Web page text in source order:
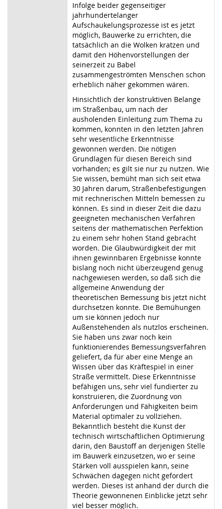
Infolge beider gegenseitiger
jahrhundertelanger
Aufschaukelungsprozesse ist es jetzt
möglich, Bauwerke zu errichten, die
tatsächlich an die Wolken kratzen und
damit den Höhenvorstellungen der
seinerzeit zu Babel
zusammengeströmten Menschen schon
erheblich näher gekommen wären.
Hinsichtlich der konstruktiven Belange
im Straßenbau, um nach der
ausholenden Einleitung zum Thema zu
kommen, konnten in den letzten Jahren
sehr wesentliche Erkenntnisse
gewonnen werden. Die nötigen
Grundlagen für diesen Bereich sind
vorhanden; es gilt sie nur zu nutzen. Wie
Sie wissen, bemüht man sich seit etwa
30 Jahren darum, Straßenbefestigungen
mit rechnerischen Mitteln bemessen zu
können. Es sind in dieser Zeit die dazu
geeigneten mechanischen Verfahren
seitens der mathematischen Perfektion
zu einem sehr hohen Stand gebracht
worden. Die Glaubwürdigkeit der mit
ihnen gewinnbaren Ergebnisse konnte
bislang noch nicht überzeugend genug
nachgewiesen werden, so daß sich die
allgemeine Anwendung der
theoretischen Bemessung bis jetzt nicht
durchsetzen konnte. Die Bemühungen
um sie können jedoch nur
Außenstehenden als nutzlos erscheinen.
Sie haben uns zwar noch kein
funktionierendes Bemessungsverfahren
geliefert, da für aber eine Menge an
Wissen über das Kräftespiel in einer
Straße vermittelt. Diese Erkenntnisse
befähigen uns, sehr viel fundierter zu
konstruieren, die Zuordnung von
Anforderungen und Fähigkeiten beim
Material optimaler zu vollziehen.
Bekanntlich besteht die Kunst der
technisch wirtschaftlichen Optimierung
darin, den Baustoff an derjenigen Stelle
im Bauwerk einzusetzen, wo er seine
Stärken voll ausspielen kann, seine
Schwächen dagegen nicht gefordert
werden. Dieses ist anhand der durch die
Theorie gewonnenen Einblicke jetzt sehr
viel besser möglich.